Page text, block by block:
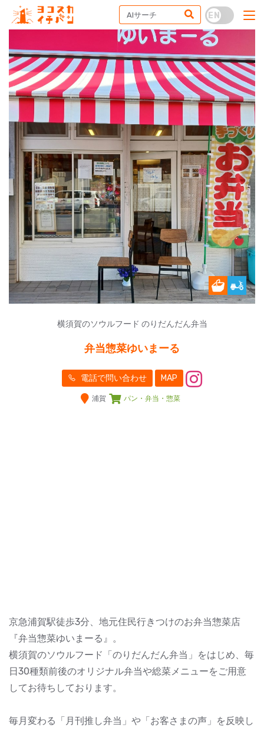
横須賀のソウルフード のりだんだん弁当
弁当惣菜ゆいまーる
電話で問い合わせ MAP
浦賀 パン・弁当・惣菜
京急浦賀駅徒歩3分、地元住民行きつけのお弁当惣菜店
『弁当惣菜ゆいまーる』。
横須賀のソウルフード「のりだんだん弁当」をはじめ、毎
日30種類前後のオリジナル弁当や総菜メニューをご用意
してお待ちしております。
毎月変わる「月刊推し弁当」や「お客さまの声」を反映し